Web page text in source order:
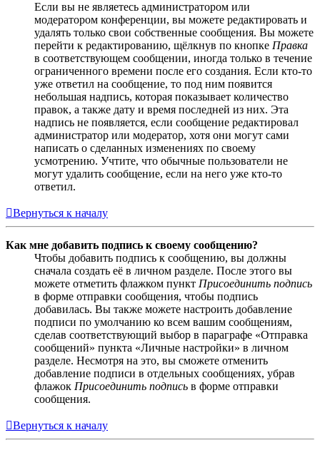
Если вы не являетесь администратором или
модератором конференции, вы можете редактировать и
удалять только свои собственные сообщения. Вы можете
перейти к редактированию, щёлкнув по кнопке Правка
в соответствующем сообщении, иногда только в течение
ограниченного времени после его создания. Если кто-то
уже ответил на сообщение, то под ним появится
небольшая надпись, которая показывает количество
правок, а также дату и время последней из них. Эта
надпись не появляется, если сообщение редактировал
администратор или модератор, хотя они могут сами
написать о сделанных изменениях по своему
усмотрению. Учтите, что обычные пользователи не
могут удалить сообщение, если на него уже кто-то
ответил.
Вернуться к началу
Как мне добавить подпись к своему сообщению?
Чтобы добавить подпись к сообщению, вы должны
сначала создать её в личном разделе. После этого вы
можете отметить флажком пункт Присоединить подпись
в форме отправки сообщения, чтобы подпись
добавилась. Вы также можете настроить добавление
подписи по умолчанию ко всем вашим сообщениям,
сделав соответствующий выбор в параграфе «Отправка
сообщений» пункта «Личные настройки» в личном
разделе. Несмотря на это, вы сможете отменить
добавление подписи в отдельных сообщениях, убрав
флажок Присоединить подпись в форме отправки
сообщения.
Вернуться к началу